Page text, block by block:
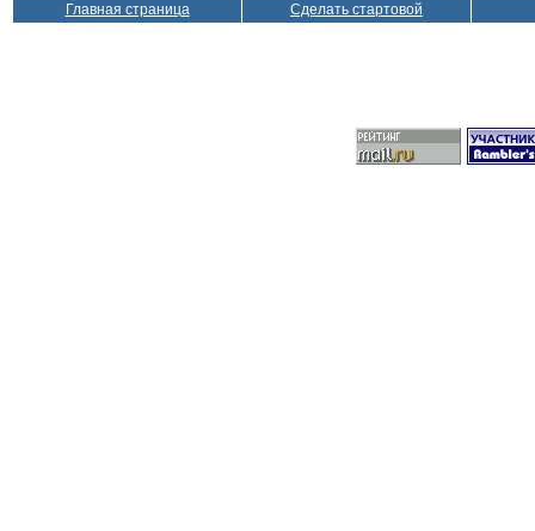
Главная страница Сделать стартовой